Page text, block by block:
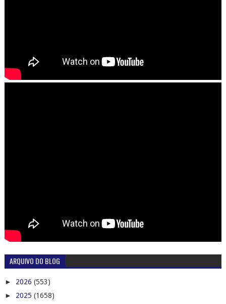
ARQUIVO DO BLOG
► 2026 (553)
► 2025 (1658)